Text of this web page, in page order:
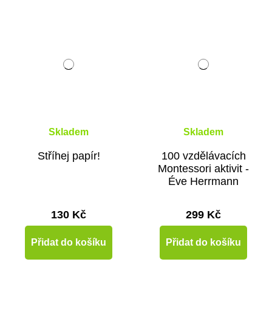
Skladem
Stříhej papír!
130 Kč
Přidat do košíku
Skladem
100 vzdělávacích
Montessori aktivit -
Éve Herrmann
299 Kč
Přidat do košíku